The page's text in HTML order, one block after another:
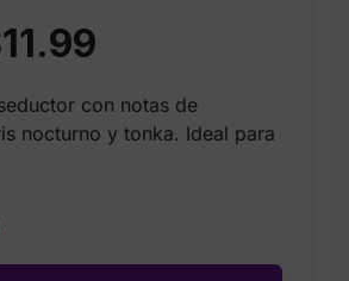
11.99
is:
con notas de
nocturno y tonka. Ideal para